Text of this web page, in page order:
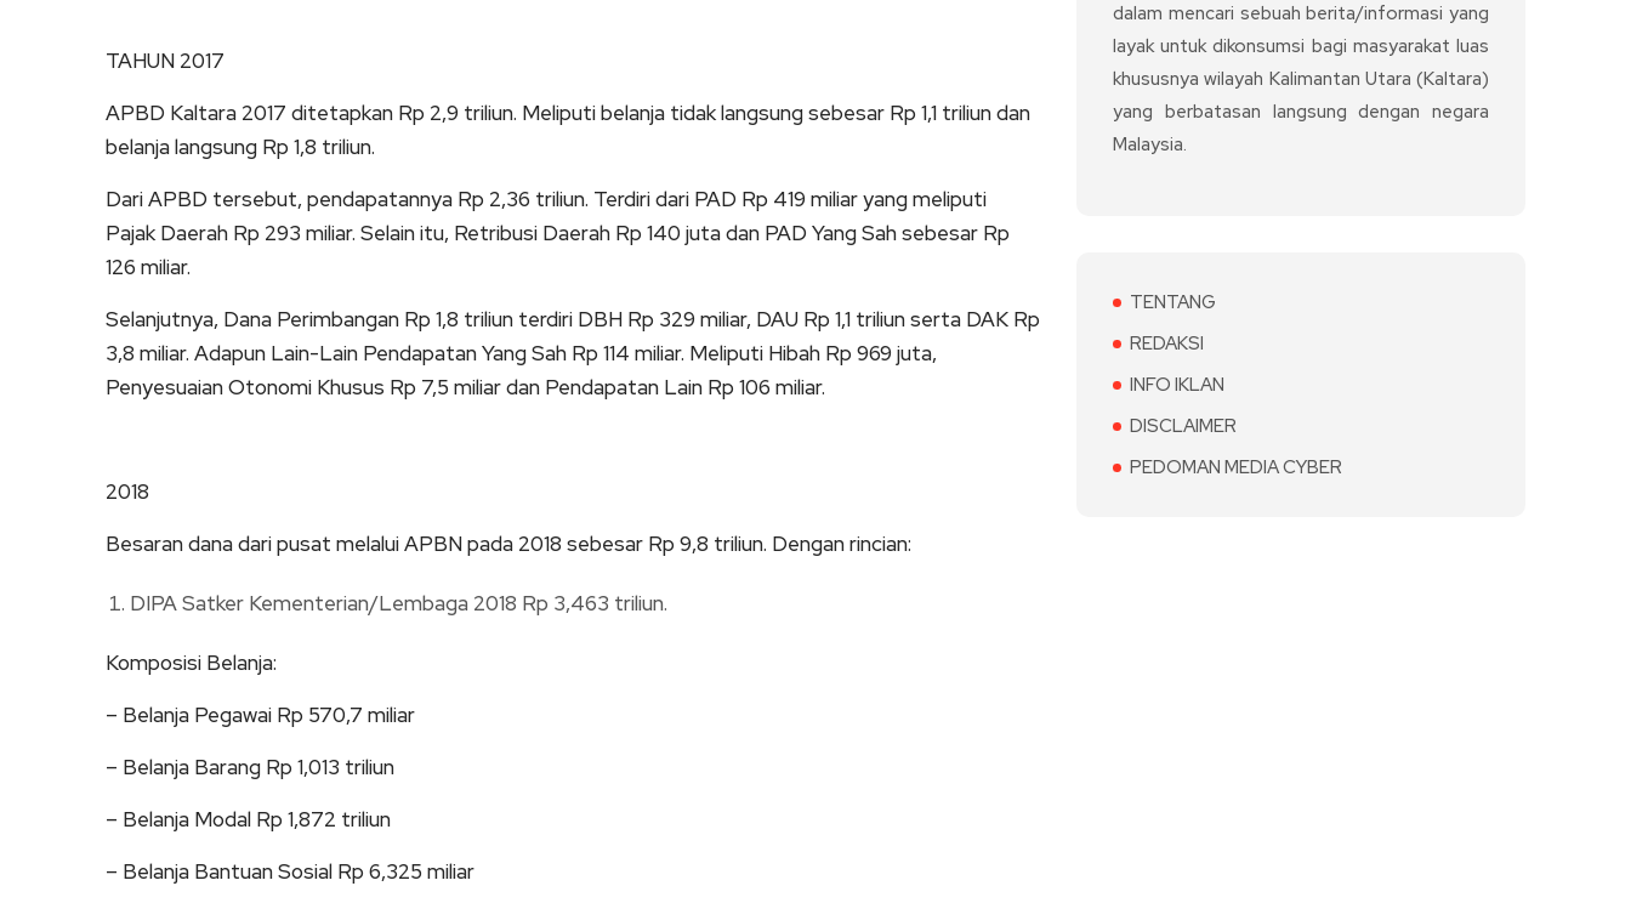
TAHUN 2017
APBD Kaltara 2017 ditetapkan Rp 2,9 triliun. Meliputi belanja tidak langsung sebesar Rp 1,1 triliun dan
belanja langsung Rp 1,8 triliun.
Dari APBD tersebut, pendapatannya Rp 2,36 triliun. Terdiri dari PAD Rp 419 miliar yang meliputi
Pajak Daerah Rp 293 miliar. Selain itu, Retribusi Daerah Rp 140 juta dan PAD Yang Sah sebesar Rp
126 miliar.
Selanjutnya, Dana Perimbangan Rp 1,8 triliun terdiri DBH Rp 329 miliar, DAU Rp 1,1 triliun serta DAK Rp
3,8 miliar. Adapun Lain-Lain Pendapatan Yang Sah Rp 114 miliar. Meliputi Hibah Rp 969 juta,
Penyesuaian Otonomi Khusus Rp 7,5 miliar dan Pendapatan Lain Rp 106 miliar.
2018
Besaran dana dari pusat melalui APBN pada 2018 sebesar Rp 9,8 triliun. Dengan rincian:
DIPA Satker Kementerian/Lembaga 2018 Rp 3,463 triliun.
Komposisi Belanja:
– Belanja Pegawai Rp 570,7 miliar
– Belanja Barang Rp 1,013 triliun
– Belanja Modal Rp 1,872 triliun
– Belanja Bantuan Sosial Rp 6,325 miliar
dalam mencari sebuah berita/informasi yang
layak untuk dikonsumsi bagi masyarakat luas
khususnya wilayah Kalimantan Utara (Kaltara)
yang berbatasan langsung dengan negara
Malaysia.
TENTANG
REDAKSI
INFO IKLAN
DISCLAIMER
PEDOMAN MEDIA CYBER